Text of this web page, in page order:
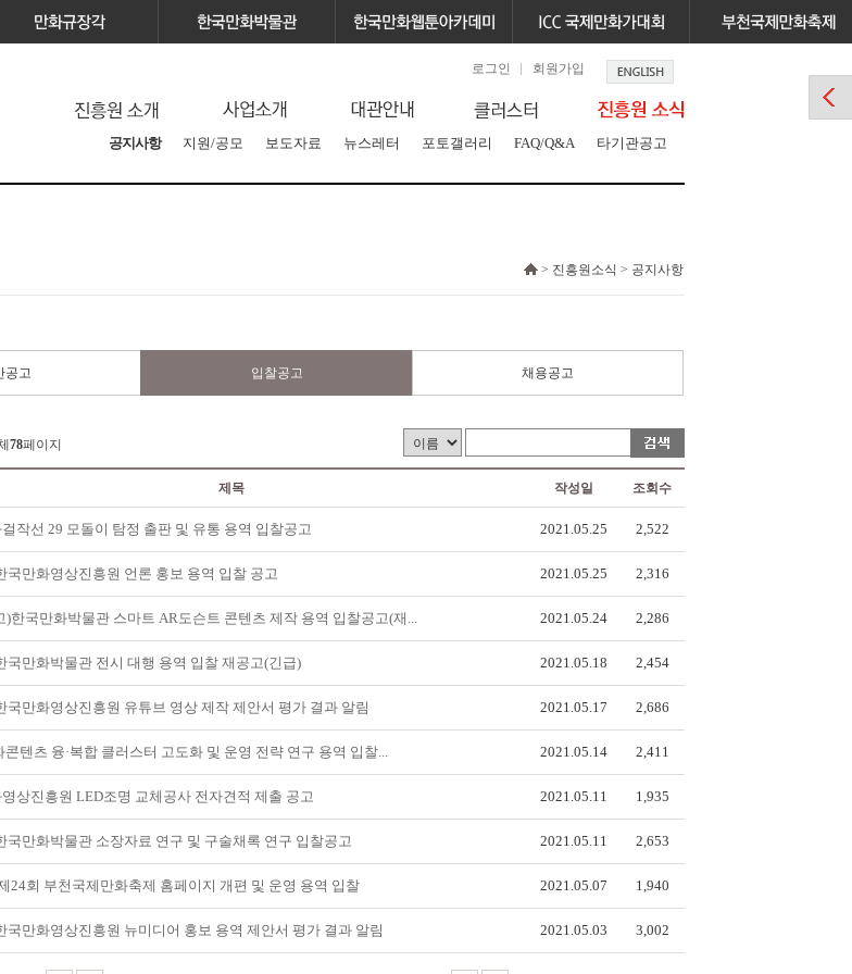
로그인 회원가입
공지사항 지원/공모 보도자료 뉴스레터 포토갤러리 FAQ/Q&A 타기관공고
> 진흥원소식 > 공지사항
공고 입찰공고 채용공고
78페이지
제목 작성일 조회수
작선 29 모돌이 탐정 출판 및 유통 용역 입찰공고 2021.05.25 2,522
국만화영상진흥원 언론 홍보 용역 입찰 공고 2021.05.25 2,316
)한국만화박물관 스마트 AR도슨트 콘텐츠 제작 용역 입찰공고(재... 2021.05.24 2,286
국만화박물관 전시 대행 용역 입찰 재공고(긴급) 2021.05.18 2,454
국만화영상진흥원 유튜브 영상 제작 제안서 평가 결과 알림 2021.05.17 2,686
콘텐츠 융·복합 클러스터 고도화 및 운영 전략 연구 용역 입찰... 2021.05.14 2,411
상진흥원 LED조명 교체공사 전자견적 제출 공고 2021.05.11 1,935
국만화박물관 소장자료 연구 및 구술채록 연구 입찰공고 2021.05.11 2,653
24회 부천국제만화축제 홈페이지 개편 및 운영 용역 입찰 2021.05.07 1,940
국만화영상진흥원 뉴미디어 홍보 용역 제안서 평가 결과 알림 2021.05.03 3,002